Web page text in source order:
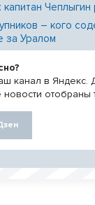
капитан
– кого
за Уралом
канал в Яндекс.
отобраны